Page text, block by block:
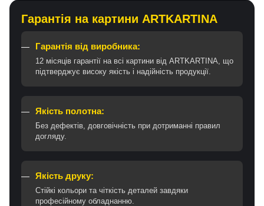
Гарантія на картини ARTKARTINA
Гарантія від виробника:
12 місяців гарантії на всі картини від ARTKARTINA, що
підтверджує високу якість і надійність продукції.
Якість полотна:
Без дефектів, довговічність при дотриманні правил
догляду.
Якість друку:
Стійкі кольори та чіткість деталей завдяки
професійному обладнанню.